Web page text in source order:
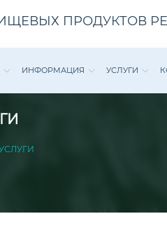
ПРОДУКТОВ
ИНФОРМАЦИЯ УСЛУГИ